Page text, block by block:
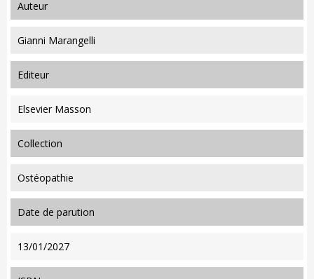
auteur
Gianni Marangelli
editeur
Elsevier Masson
collection
Ostéopathie
date de parution
13/01/2027